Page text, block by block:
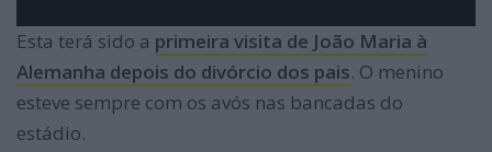
Esta terá sido a primeira visita de João Maria à
Alemanha depois do divórcio dos pais. O menino
esteve sempre com os avós nas bancadas do
estádio.